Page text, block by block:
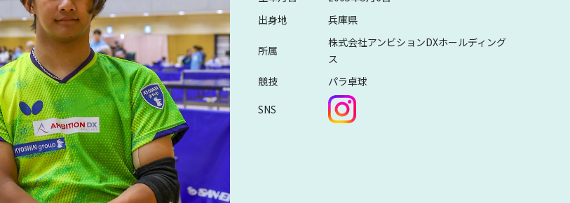
出身地
兵庫県
所属
株式会社アンビションDXホールディング
ス
競技
パラ卓球
SNS